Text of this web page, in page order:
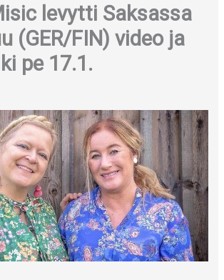
levytti Saksassa
(GER/FIN) video ja
pe 17.1.